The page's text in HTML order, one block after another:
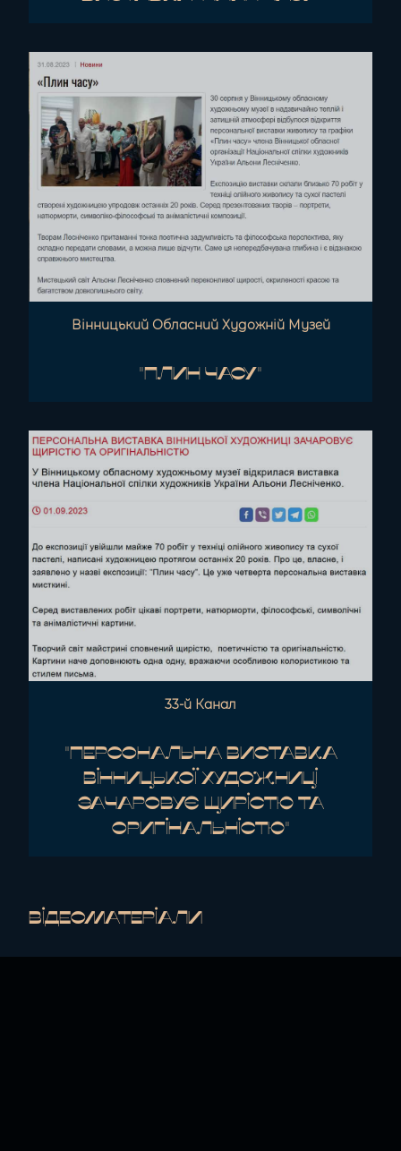
Вінницький Обласний Художній Музей
"Плин часу"
33-й Канал
"ПЕРСОНАЛЬНА ВИСТАВКА
ВІННИЦЬКОЇ ХУДОЖНИЦІ
ЗАЧАРОВУЄ ЩИРІСТЮ ТА
ОРИГІНАЛЬНІСТЮ"
Відеоматеріали